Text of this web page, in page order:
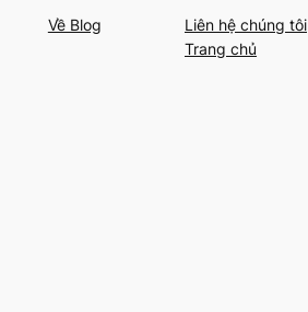
Về Blog
Liên hệ chúng tôi
Trang chủ